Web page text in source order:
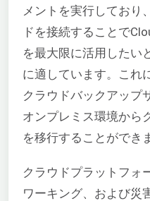
メントを実行しており
ドを接続することで
を最大限に活用したい
に適しています。これ
クラウドバックアップ
オンプレミス環境から
を移行することができ
クラウドプラットフォ
ワーキング、および災